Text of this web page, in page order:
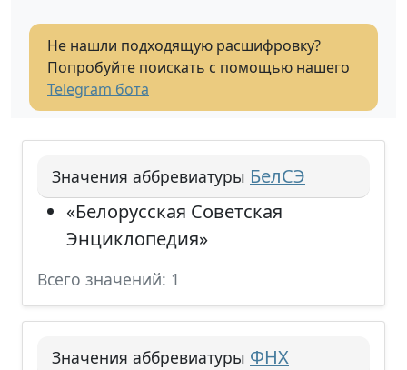
Не нашли подходящую расшифровку?
Попробуйте поискать с помощью нашего
Telegram бота
Значения аббревиатуры БелСЭ
«Белорусская Советская
Энциклопедия»
Всего значений: 1
Значения аббревиатуры ФНХ